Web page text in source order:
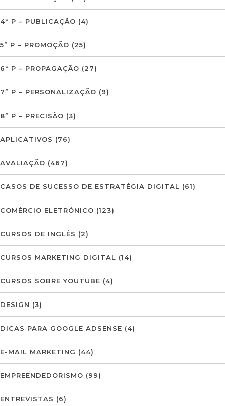
4º P – PUBLICAÇÃO (4)
5º P – PROMOÇÃO (25)
6º P – PROPAGAÇÃO (27)
7º P – PERSONALIZAÇÃO (9)
8º P – PRECISÃO (3)
APLICATIVOS (76)
AVALIAÇÃO (467)
CASOS DE SUCESSO DE ESTRATÉGIA DIGITAL (61)
COMÉRCIO ELETRÓNICO (123)
CURSOS DE INGLÊS (2)
CURSOS MARKETING DIGITAL (14)
CURSOS SOBRE YOUTUBE (4)
DESIGN (3)
DICAS PARA GOOGLE ADSENSE (4)
E-MAIL MARKETING (44)
EMPREENDEDORISMO (99)
ENTREVISTAS (6)